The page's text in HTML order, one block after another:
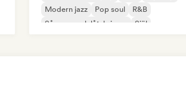
Modern jazz
Pop soul
R&B
Sångare och låtskrivare
Själ